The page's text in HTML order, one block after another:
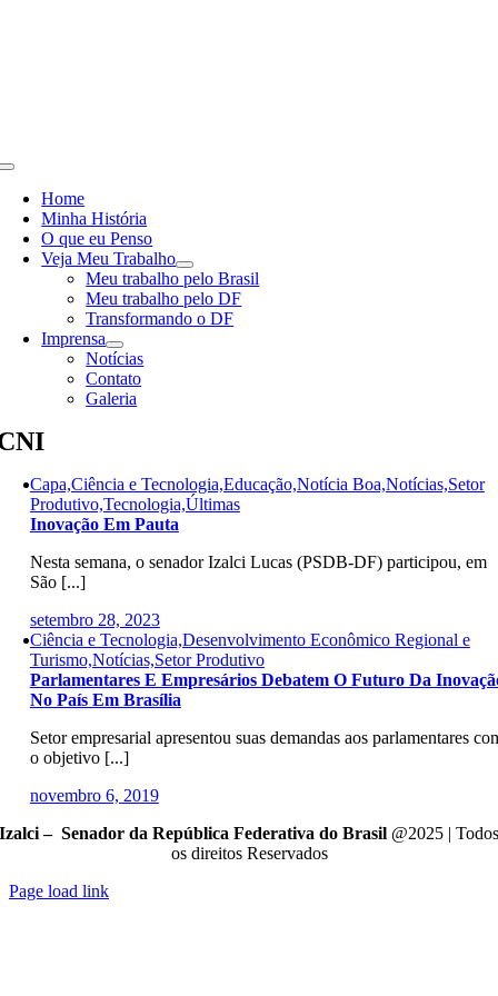
Toggle
NavigationHome
Minha História
O que eu Penso
Veja Meu Trabalho
Meu trabalho pelo Brasil
Meu trabalho pelo DF
Transformando o DF
Imprensa
Notícias
Contato
Galeria
Capa,Ciência e Tecnologia,Educação,Notícia Boa,Notícias,Setor
Produtivo,Tecnologia,Últimas
Inovação Em Pauta
Nesta semana, o senador Izalci Lucas (PSDB-DF) participou, em
São [...]
setembro 28, 2023
Ciência e Tecnologia,Desenvolvimento Econômico Regional e
Turismo,Notícias,Setor Produtivo
Parlamentares E Empresários Debatem O Futuro Da
No País Em Brasília
Setor empresarial apresentou suas demandas aos parlamentares
o objetivo [...]
novembro 6, 2019
Izalci – Senador da República Federativa do Brasil @2025 | Todos
os direitos Reservados
Page load link